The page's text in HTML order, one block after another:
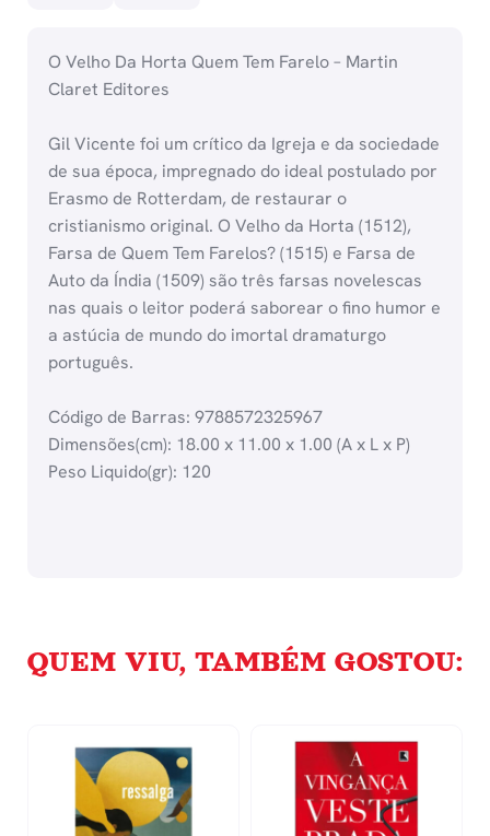
O Velho Da Horta Quem Tem Farelo – Martin
Claret Editores
Gil Vicente foi um crítico da Igreja e da sociedade
de sua época, impregnado do ideal postulado por
Erasmo de Rotterdam, de restaurar o
cristianismo original. O Velho da Horta (1512),
Farsa de Quem Tem Farelos? (1515) e Farsa de
Auto da Índia (1509) são três farsas novelescas
nas quais o leitor poderá saborear o fino humor e
a astúcia de mundo do imortal dramaturgo
português.
Código de Barras: 9788572325967
Dimensões(cm): 18.00 x 11.00 x 1.00 (A x L x P)
Peso Liquido(gr): 120
QUEM VIU, TAMBÉM GOSTOU: